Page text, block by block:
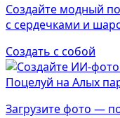
Создайте модный
с сердечками и
Создать с собой
Поцелуй на Алых
Загрузите фото —